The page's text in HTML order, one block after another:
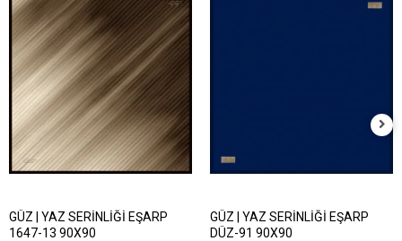
GÜZ | YAZ SERİNLİĞİ EŞARP
1647-13 90X90
GÜZ | YAZ SERİNLİĞİ EŞARP
DÜZ-91 90X90